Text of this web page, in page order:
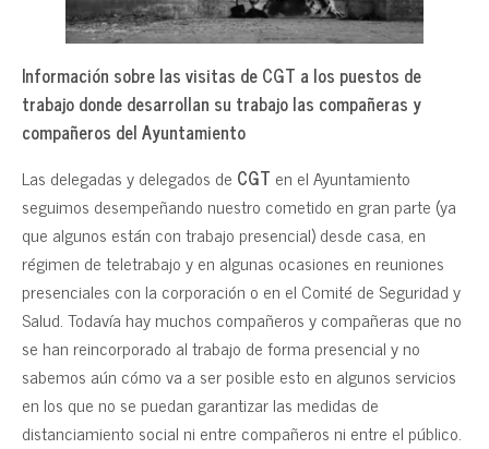
Información sobre las visitas de CGT a los puestos de
trabajo donde desarrollan su trabajo las compañeras y
compañeros del Ayuntamiento
Las delegadas y delegados de CGT en el Ayuntamiento
seguimos desempeñando nuestro cometido en gran parte (ya
que algunos están con trabajo presencial) desde casa, en
régimen de teletrabajo y en algunas ocasiones en reuniones
presenciales con la corporación o en el Comité de Seguridad y
Salud. Todavía hay muchos compañeros y compañeras que no
se han reincorporado al trabajo de forma presencial y no
sabemos aún cómo va a ser posible esto en algunos servicios
en los que no se puedan garantizar las medidas de
distanciamiento social ni entre compañeros ni entre el público.